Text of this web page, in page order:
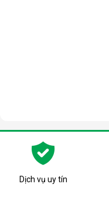
Dịch vụ uy tín